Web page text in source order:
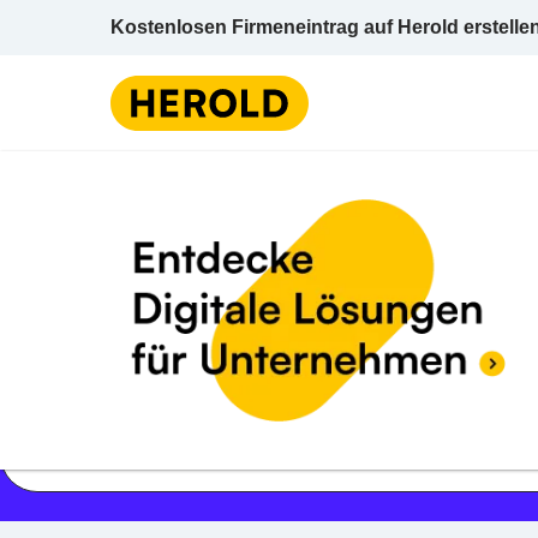
Kostenlosen Firmeneintrag auf Herold